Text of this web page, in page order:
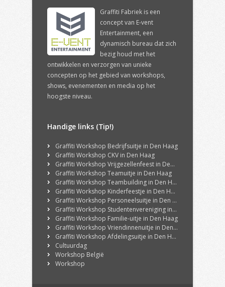
Graffiti Fabriek is een
concept van E-vent
Entertainment, een
dynamisch bureau dat zich
bezig houd met het
ontwikkelen en verzorgen van unieke
concepten op het gebied van workshops,
shows, evenementen en media op het
hoogste niveau.
Handige links (Tip!)
Graffiti Workshop Bedrijfsuitje in Den Haag
Graffiti Workshop CKV in Den Haag
Graffiti Workshop Vrijgezellenfeest in Den Haag
Graffiti Workshop Teamuitje in Den Haag
Graffiti Workshop Teambuilding in Den Haag
Graffiti Workshop Kinderfeestje in Den Haag
Graffiti Workshop Personeelsuitje in Den Haag
Graffiti Workshop Studentenvereniging in Den Haag
Graffiti Workshop Familie-uitje in Den Haag
Graffiti Workshop Vriendinnenuitje in Den Haag
Graffiti Workshop Afdelingsuitje in Den Haag
Cultuurdag
Workshop België
Workshop